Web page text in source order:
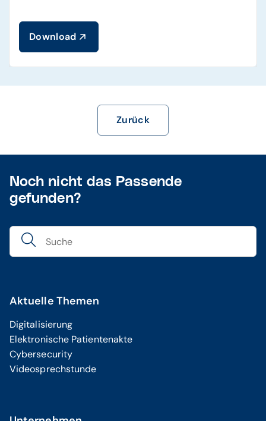
Download
Zurück
Noch nicht das Passende
gefunden?
Aktuelle Themen
Digitalisierung
Elektronische Patientenakte
Cybersecurity
Videosprechstunde